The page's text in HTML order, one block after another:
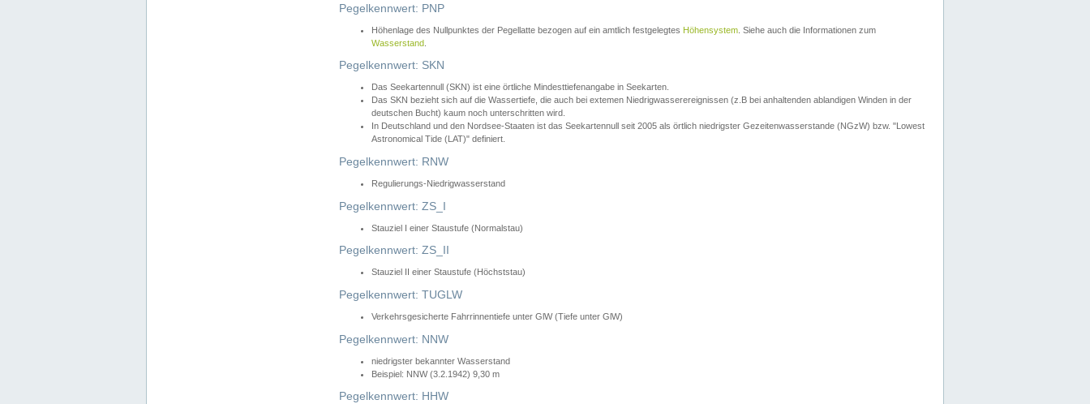
Pegelkennwert: PNP
Höhenlage des Nullpunktes der Pegellatte bezogen auf ein amtlich festgelegtes Höhensystem . Siehe auch die Informationen zum
Wasserstand
Pegelkennwert: SKN
Das Seekartennull (SKN) ist eine örtliche Mindesttiefenangabe in Seekarten.
Das SKN bezieht sich auf die Wassertiefe, die auch bei extemen Niedrigwasserereignissen (z.B bei anhaltenden ablandigen Winden in der
deutschen Bucht) kaum noch unterschritten wird.
In Deutschland und den Nordsee-Staaten ist das Seekartennull seit 2005 als örtlich niedrigster Gezeitenwasserstande (NGzW) bzw. "Lowest
Astronomical Tide (LAT)" definiert.
Pegelkennwert: RNW
Regulierungs-Niedrigwasserstand
Pegelkennwert: ZS_I
Stauziel I einer Staustufe (Normalstau)
Pegelkennwert: ZS_II
Stauziel II einer Staustufe (Höchststau)
Pegelkennwert: TUGLW
Verkehrsgesicherte Fahrrinnentiefe unter GlW (Tiefe unter GlW)
Pegelkennwert: NNW
niedrigster bekannter Wasserstand
Beispiel: NNW (3.2.1942) 9,30 m
Pegelkennwert: HHW